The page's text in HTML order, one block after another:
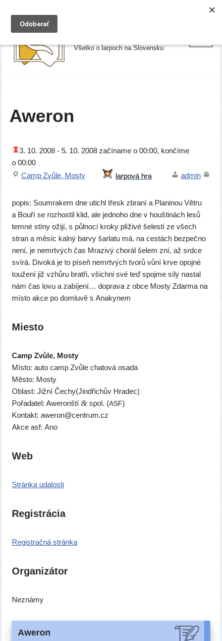
Preskočiť
Všetko o larpoch na Slovensku
Aweron
3. 10. 2008 -5. 10. 2008 začí­na­me o 00:00, kon­čí­me
o 00:00
Camp Zvůle, Mosty
admin
popis: Soumrakem dne utichl třesk zbra­ní a Planinou Větru
a Bouří se roz­hos­til klid, ale jed­no­ho dne v houš­ti­nách lesů
tem­né stí­ny oži­jí, s půl­no­cí kro­ky plí­ži­vé šeles­tí ze všech
stran a měsíc kal­ný bar­vy šar­la­tu má. na ces­tách bez­peč­no
není, je nemr­tvých čas Mrazivý cho­rál šelem zní, až srd­ce
sví­rá. Divoká je to píseň nemr­tvých tvo­rů vůní krve opoj­né
tou­že­ní již vzhůru bra­tři, všich­ni své teď spoj­me síly nastal
nám čas lovu a zabí­je­ní… dopra­va z obce Mosty Zdarma na
mís­to akce po dom­lu­vě s Anakynem
Miesto
Camp Zvůle, Mosty
Místo: auto camp Zvůle cha­to­vá osa­da
Město: Mosty
Oblast: Jižní Čechy(Jindřichův Hradec)
Pořadatel: Aweronští &spol. (ASF)
Kontakt: aweron@centrum.cz
Akce asf: Ano
Web
Stránka uda­los­ti
Registrácia
Registračná strán­ka
Organizátor
Neznámy
Aweron